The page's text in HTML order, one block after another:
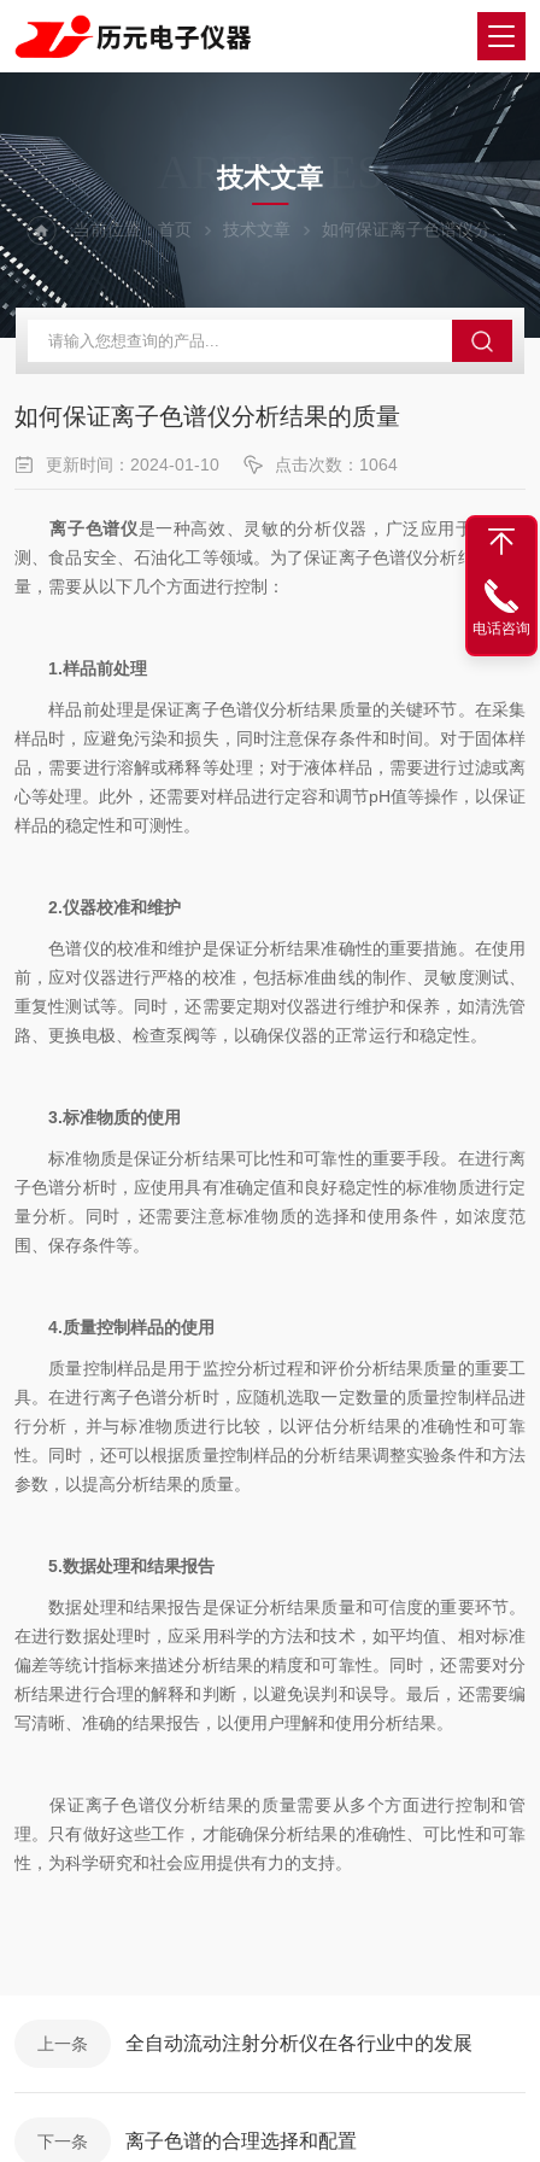
ARTICLES
技术文章
当前位置：首页 技术文章 如何保证离子色谱仪分析结果的质量
如何保证离子色谱仪分析结果的质量
更新时间：2024-01-10 点击次数：1064
离子色谱仪是一种高效、灵敏的分析仪器，广泛应用于环境监
测、食品安全、石油化工等领域。为了保证离子色谱仪分析结果的质
量，需要从以下几个方面进行控制：
1.样品前处理
样品前处理是保证离子色谱仪分析结果质量的关键环节。在采集
样品时，应避免污染和损失，同时注意保存条件和时间。对于固体样
品，需要进行溶解或稀释等处理；对于液体样品，需要进行过滤或离
心等处理。此外，还需要对样品进行定容和调节pH值等操作，以保证
样品的稳定性和可测性。
2.仪器校准和维护
色谱仪的校准和维护是保证分析结果准确性的重要措施。在使用
前，应对仪器进行严格的校准，包括标准曲线的制作、灵敏度测试、
重复性测试等。同时，还需要定期对仪器进行维护和保养，如清洗管
路、更换电极、检查泵阀等，以确保仪器的正常运行和稳定性。
3.标准物质的使用
标准物质是保证分析结果可比性和可靠性的重要手段。在进行离
子色谱分析时，应使用具有准确定值和良好稳定性的标准物质进行定
量分析。同时，还需要注意标准物质的选择和使用条件，如浓度范
围、保存条件等。
4.质量控制样品的使用
质量控制样品是用于监控分析过程和评价分析结果质量的重要工
具。在进行离子色谱分析时，应随机选取一定数量的质量控制样品进
行分析，并与标准物质进行比较，以评估分析结果的准确性和可靠
性。同时，还可以根据质量控制样品的分析结果调整实验条件和方法
参数，以提高分析结果的质量。
5.数据处理和结果报告
数据处理和结果报告是保证分析结果质量和可信度的重要环节。
在进行数据处理时，应采用科学的方法和技术，如平均值、相对标准
偏差等统计指标来描述分析结果的精度和可靠性。同时，还需要对分
析结果进行合理的解释和判断，以避免误判和误导。最后，还需要编
写清晰、准确的结果报告，以便用户理解和使用分析结果。
保证离子色谱仪分析结果的质量需要从多个方面进行控制和管
理。只有做好这些工作，才能确保分析结果的准确性、可比性和可靠
性，为科学研究和社会应用提供有力的支持。
上一条 全自动流动注射分析仪在各行业中的发展
下一条 离子色谱的合理选择和配置
电话咨询